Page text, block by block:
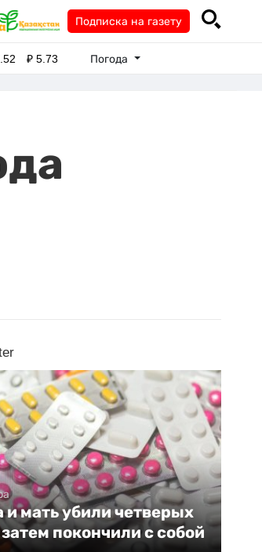
Подписка на газету
₽5.73 Погода
и мать убили четверых
покончили с собой